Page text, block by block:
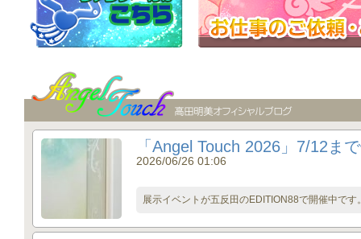
「Angel Touch 2026」7/12ま
2026/06/26 01:06
展示イベントが五反田のEDITION88で開催中で